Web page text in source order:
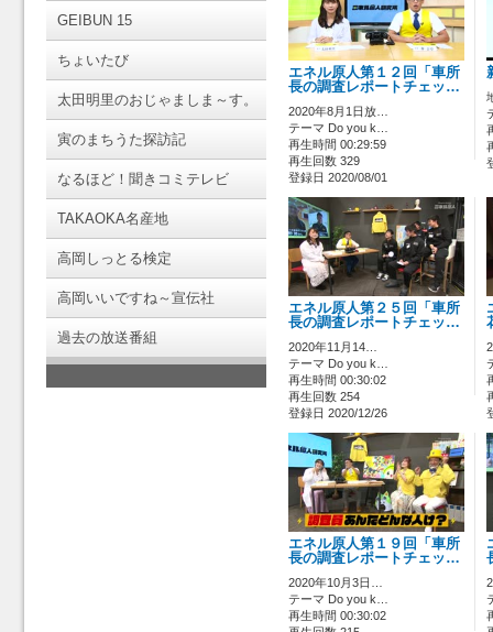
GEIBUN 15
ちょいたび
太田明里のおじゃましま～す。
寅のまちうた探訪記
なるほど！聞きコミテレビ
TAKAOKA名産地
高岡しっとる検定
高岡いいですね～宣伝社
過去の放送番組
エネル原人第１２回「車所
長の調査レポートチェッ…
2020年8月1日放…
テーマ Do you k…
再生時間 00:29:59
再生回数 329
登録日 2020/08/01
エネル原人第２５回「車所
長の調査レポートチェッ…
2020年11月14…
テーマ Do you k…
再生時間 00:30:02
再生回数 254
登録日 2020/12/26
エネル原人第１９回「車所
長の調査レポートチェッ…
2020年10月3日…
テーマ Do you k…
再生時間 00:30:02